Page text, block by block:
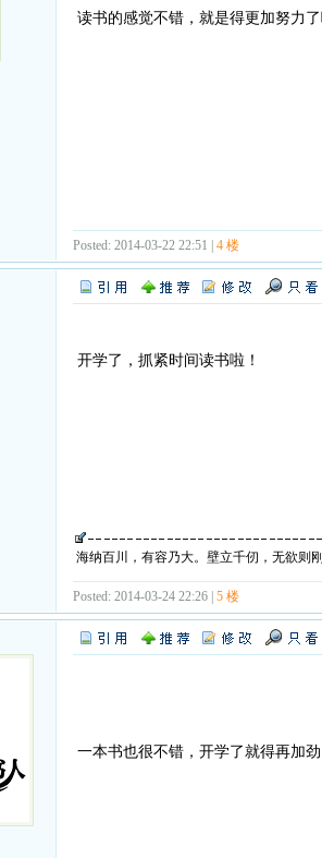
读书的感觉不错，就是得更加努力
Posted: 2014-03-22 22:51 | 4 楼
开学了，抓紧时间读书啦！
海纳百川，有容乃大。壁立千仞，无欲则
Posted: 2014-03-24 22:26 | 5 楼
一本书也很不错，开学了就得再加